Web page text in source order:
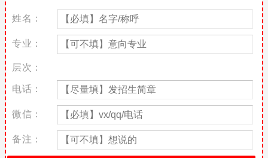
（二）日语、商务英语、计算机科学与技术专业5100元/人·年；
（三）萨里国际学院工商管理、旅游管理中外合作办学专业60000
元/人·年；
（四）国际商学院会计学、金融学专业25000元/人·年；中外合作办
学项目48000元/人·年；参加中外合作办学项目的学生在国外就读期
间无需向东北财经大学交纳学费，只需向外方大学交纳学费及其他
与学习相关的杂费，具体金额以学生出国当年外方大学公布的国际
学生收费标准为准，学生需考虑到外方大学学费可能上涨及汇率变
化的风险。
（五）其他专业4500元/人·年。
姓名：
专业：
层次：
电话：
微信：
备注：